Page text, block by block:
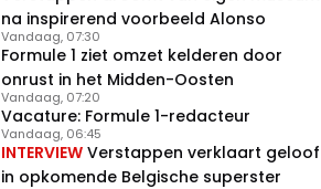
na inspirerend voorbeeld Alonso
Formule 1 ziet omzet kelderen door
onrust in het Midden-Oosten
Vandaag, 07:30
Vacature: Formule 1-redacteur
Vandaag, 07:20
INTERVIEW Verstappen verklaart geloof
in opkomende Belgische superster
Vandaag, 06:45